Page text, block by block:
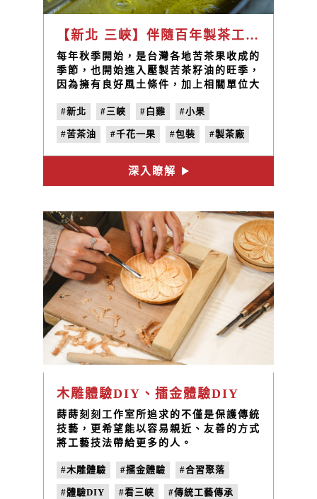
【新北 三峽】伴隨百年製茶工藝的金黃苦茶油，成就三峽好滋味 / 大埔製茶廠 陳宣和、姜慧姿
每年秋季開始，是台灣各地苦茶果收成的
季節，也開始進入壓製苦茶籽油的旺季，
因為擁有良好風土條件，加上相關單位大
產區。位於三峽白雞山區的「大埔製茶
廠」擁有百年製茶經驗，產製各種高品質
茶品，也延伸發展出壓製苦茶油的代工服
務，更推出自家苦茶油相關產品，品質長
久以來受到各地農友、顧客的信賴。
#新北 #三峽 #白雞 #小果
#苦茶油 #千花一果 #包裝 #製茶廠
#第三代 #陳宣和 #姜慧姿 #地味誌
#農民力 #vol.4
深入瞭解
木雕體驗DIY、擂金體驗DIY
蒔蒔刻刻工作室所追求的不僅是保護傳統
技藝，更希望能以容易親近、友善的方式
將工藝技法帶給更多的人。
#木雕體驗 #擂金體驗 #合習聚落
#體驗DIY #看三峽 #傳統工藝傳承